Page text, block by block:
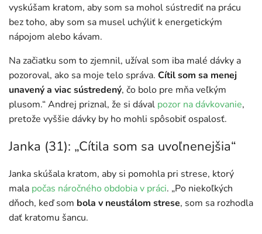
vyskúšam kratom, aby som sa mohol sústrediť na prácu
bez toho, aby som sa musel uchýliť k energetickým
nápojom alebo kávam.
Na začiatku som to zjemnil, užíval som iba malé dávky a
pozoroval, ako sa moje telo správa. Cítil som sa menej
unavený a viac sústredený, čo bolo pre mňa veľkým
plusom.“ Andrej priznal, že si dával pozor na dávkovanie,
pretože vyššie dávky by ho mohli spôsobiť ospalosť.
Janka (31): „Cítila som sa uvoľnenejšia“
Janka skúšala kratom, aby si pomohla pri strese, ktorý
mala počas náročného obdobia v práci. „Po niekoľkých
dňoch, keď som bola v neustálom strese, som sa rozhodla
dať kratomu šancu.